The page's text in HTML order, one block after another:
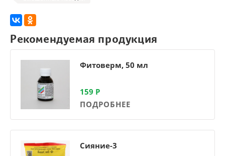
Рекомендуемая продукция
Фитоверм, 50 мл
159 Р
ПОДРОБНЕЕ
Сияние-3